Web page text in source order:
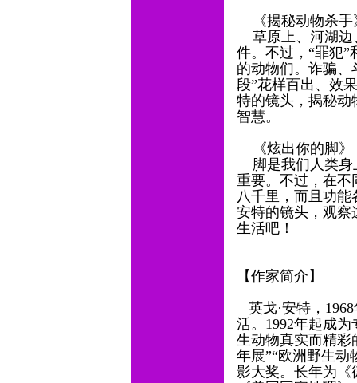
《揭秘动物杀
草原上、河湖边
件。不过，“罪犯”
的动物们。诈骗
段”花样百出、效
特的镜头，揭秘动
智慧。
《炫出你的脚》
脚是我们人类身
重要。不过，在不
八千里，而且功
安特的镜头，观察
生活吧！
【作家简介】
英戈·安特，
活。1992年起成
生动物真实而精彩
年展”“欧洲野生动
影大奖。长年为《